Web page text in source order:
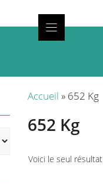
Accueil » 652 Kg
652 Kg
Voici le seul résultat